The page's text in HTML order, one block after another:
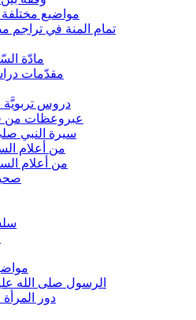
مواضيع
تمام المنة في تراجم
مادّة
مقدّمات
دروس تربويَّة
عبروعظات من
سيرة النبي
من أعلام
من أعلام
الرسول صلى الله
دور المرأة